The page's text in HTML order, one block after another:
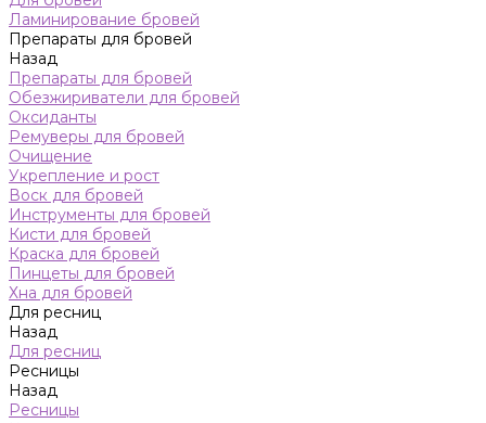
Ламинирование бровей
Препараты для бровей
Назад
Препараты для бровей
Обезжириватели для бровей
Оксиданты
Ремуверы для бровей
Очищение
Укрепление и рост
Воск для бровей
Инструменты для бровей
Кисти для бровей
Краска для бровей
Пинцеты для бровей
Хна для бровей
Для ресниц
Назад
Для ресниц
Ресницы
Назад
Ресницы